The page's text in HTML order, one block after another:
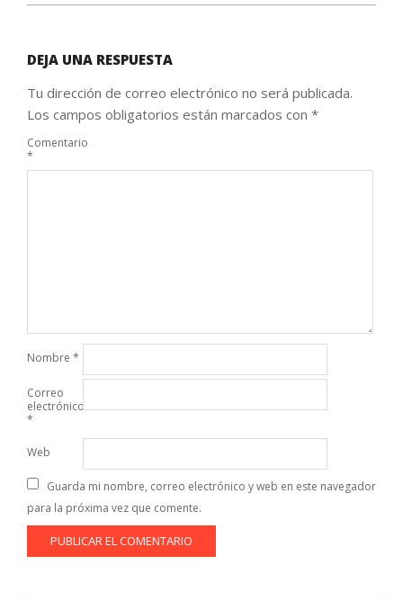
DEJA UNA RESPUESTA
Tu dirección de correo electrónico no será publicada.
Los campos obligatorios están marcados con *
Comentario
*
Nombre *
Correo
electrónico
*
Web
Guarda mi nombre, correo electrónico y web en este navegador
para la próxima vez que comente.